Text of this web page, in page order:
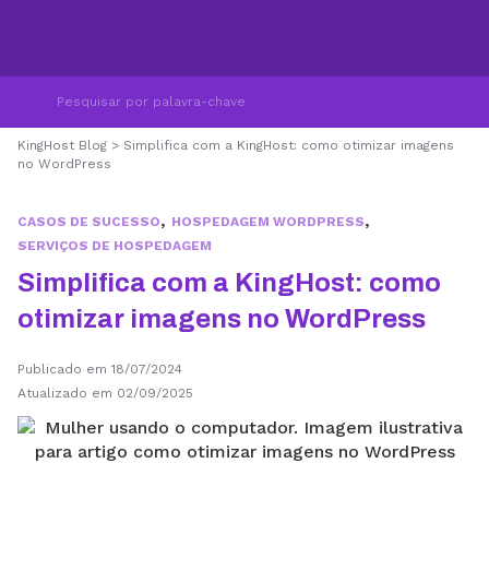
KingHost Blog > Simplifica com a KingHost: como otimizar imagens
no WordPress
CASOS DE SUCESSO, HOSPEDAGEM WORDPRESS,
SERVIÇOS DE HOSPEDAGEM
Simplifica com a KingHost: como
otimizar imagens no WordPress
Publicado em 18/07/2024
Atualizado em 02/09/2025